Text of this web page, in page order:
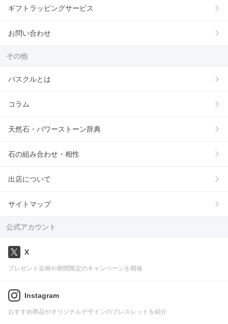
ギフトラッピングサービス
お問い合わせ
その他
パスクルとは
コラム
天然石・パワーストーン辞典
石の組み合わせ・相性
出店について
サイトマップ
公式アカウント
X
プレゼント企画や期間限定のキャンペーンを開催
Instagram
おすすめ商品やオリジナルデザインのブレスレットを紹介